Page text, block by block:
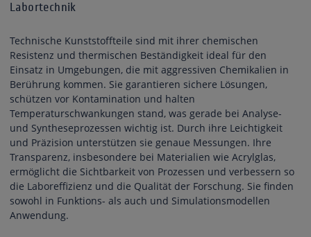
Labortechnik
Technische Kunststoffteile sind mit ihrer chemischen
Resistenz und thermischen Beständigkeit ideal für den
Einsatz in Umgebungen, die mit aggressiven Chemikalien in
Berührung kommen. Sie garantieren sichere Lösungen,
schützen vor Kontamination und halten
Temperaturschwankungen stand, was gerade bei Analyse-
und Syntheseprozessen wichtig ist. Durch ihre Leichtigkeit
und Präzision unterstützen sie genaue Messungen. Ihre
Transparenz, insbesondere bei Materialien wie Acrylglas,
ermöglicht die Sichtbarkeit von Prozessen und verbessern so
die Laboreffizienz und die Qualität der Forschung. Sie finden
sowohl in Funktions- als auch und Simulationsmodellen
Anwendung.